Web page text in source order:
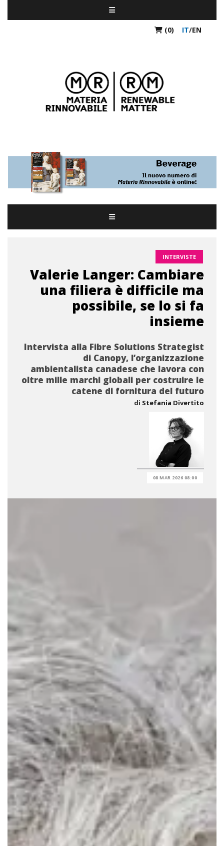
(0) IT/EN
INTERVISTE
Valerie Langer: Cambiare
una filiera è difficile ma
possibile, se lo si fa
insieme
Intervista alla Fibre Solutions Strategist
di Canopy, l’organizzazione
ambientalista canadese che lavora con
oltre mille marchi globali per costruire le
catene di fornitura del futuro
di Stefania Divertito
08 MAR 2026 08:00